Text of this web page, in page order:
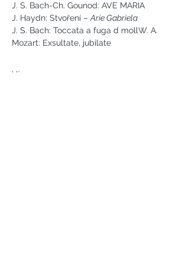
J. S. Bach-Ch. Gounod: AVE MARIA
J. Haydn: Stvoření – Arie Gabriela
J. S. Bach: Toccata a fuga d mollW. A.
Mozart: Exsultate, jubilate
Více